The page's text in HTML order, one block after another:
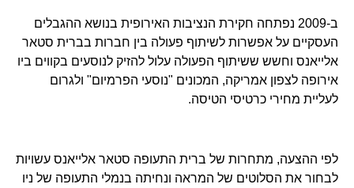
ב-2009 נפתחה חקירת הנציבות האירופית בנושא ההגבלים
העסקיים על אפשרות לשיתוף פעולה בין חברות בברית סטאר
אלייאנס וחשש ששיתוף הפעולה עלול להזיק לנוסעים בקווים ביו
אירופה לצפון אמריקה, המכונים "נוסעי הפרמיום" ולגרום
לעליית מחירי כרטיסי הטיסה.
לפי ההצעה, מתחרות של ברית התעופה סטאר אלייאנס עשויות
לבחור את הסלוטים של המראה ונחיתה בנמלי התעופה של ניו